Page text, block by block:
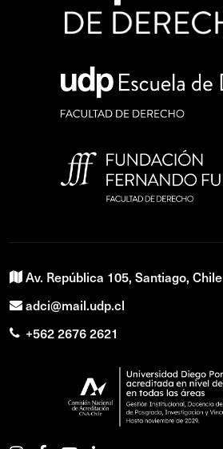
Av. República 105, Santiago, Chile
adci@mail.udp.cl
+562 2676 2621